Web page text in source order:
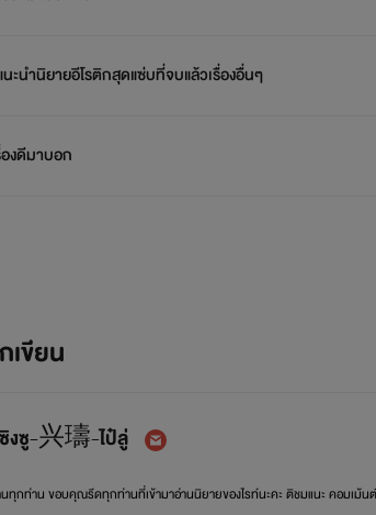
ะนำนิยายอีโรติกสุดแซ่บที่จบแล้วเรื่องอื่นๆ
งดีมาบอก
เขียน
ซิงซู-兴璹-ไป๋ลู่
ทุกท่าน ขอบคุณรีดทุกท่านที่เข้ามาอ่านนิยายของไรท์นะคะ ติชมแนะ คอมเม้น